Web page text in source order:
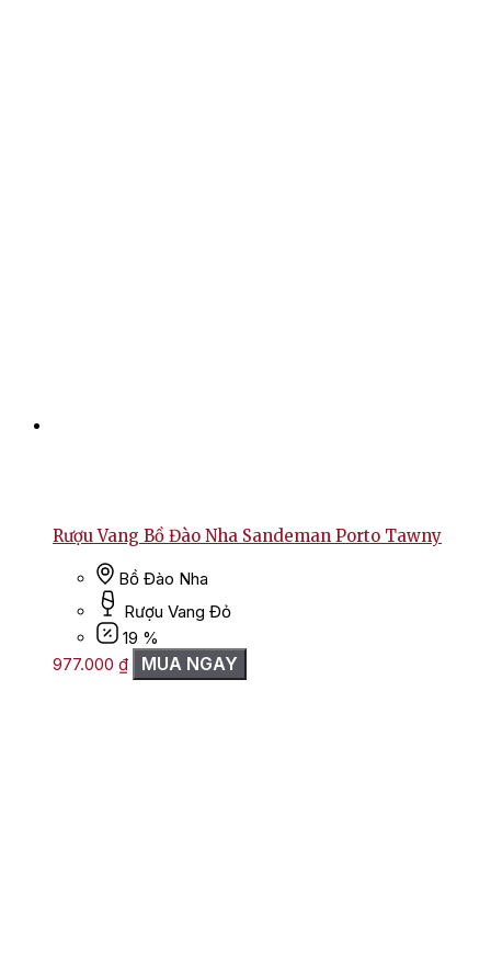
Rượu Vang Bồ Đào Nha Sandeman Porto Tawny
Bồ Đào Nha
Rượu Vang Đỏ
19 %
977.000 ₫ MUA NGAY